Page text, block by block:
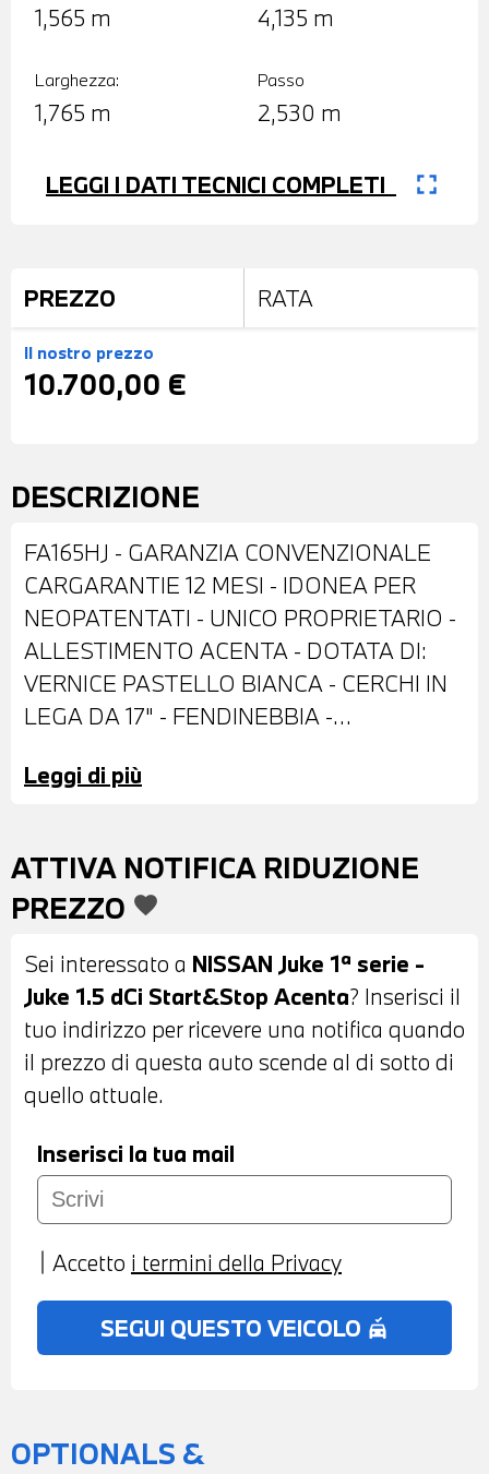
1,565 m 4,135 m
Larghezza:
1,765 m
Passo
2,530 m
LEGGI I DATI TECNICI COMPLETI fullscreen
PREZZO RATA
Il nostro prezzo
10.700,00 €
DESCRIZIONE
FA165HJ - GARANZIA CONVENZIONALE
CARGARANTIE 12 MESI - IDONEA PER
NEOPATENTATI - UNICO PROPRIETARIO -
ALLESTIMENTO ACENTA - DOTATA DI:
VERNICE PASTELLO BIANCA - CERCHI IN
LEGA DA 17" - FENDINEBBIA -
ELETTRICAMENTE - VETRI POSTERIORI E
PELLE CON COMANDI MULTIFUNZIONE -
CRUISE CONTROL - CAMBIO MANUALE -
CLIMATIZZATORE AUTOMATICO
MONOZONA - POSSIBILITA' DI PROVA -
POSSIBILITA' DI PERMUTA - POSSIBILITA'
DI FINANZIAMENTO ANCHE PER
L'INTERO IMPORTO
Leggi di più
ATTIVA NOTIFICA RIDUZIONE
PREZZO favorite
Sei interessato a NISSAN Juke 1ª serie -
Juke 1.5 dCi Start&Stop Acenta? Inserisci il
tuo indirizzo per ricevere una notifica quando
il prezzo di questa auto scende al di sotto di
quello attuale.
Inserisci la tua mail
Accetto i termini della Privacy
SEGUI QUESTO VEICOLO no_crash
OPTIONALS &